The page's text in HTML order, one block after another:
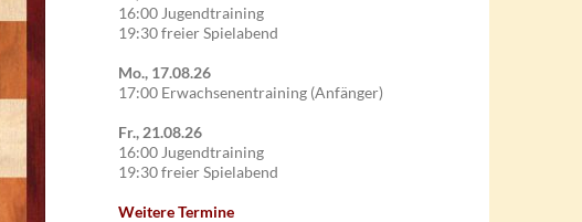
16:00 Jugendtraining
19:30 freier Spielabend
Mo., 17.08.26
17:00 Erwachsenentraining (Anfänger)
Fr., 21.08.26
16:00 Jugendtraining
19:30 freier Spielabend
Weitere Termine